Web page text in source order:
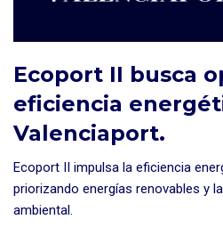
Ecoport II busca
eficiencia
Valenciaport.
Ecoport II impulsa la eficiencia
priorizando energías renovables y
ambiental.